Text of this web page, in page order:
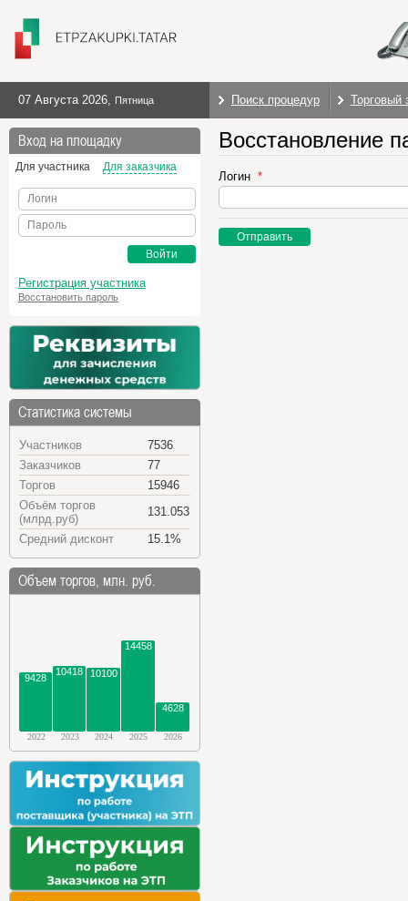
07 Августа 2026, Пятница Поиск процедур Торговый
Вход на площадку
Для участника Для заказчика
Логин
Пароль
Войти
Регистрация участника
Восстановить пароль
Статистика системы
Участников
7536
Заказчиков
77
Торгов
15946
Объём торгов
(млрд.руб)
131.053
Средний дисконт
15.1%
Объем торгов, млн. руб.
9428
10418 10100
14458
4628
2022 2023 2024 2025 2026
Восстановление
Логин
Отправить